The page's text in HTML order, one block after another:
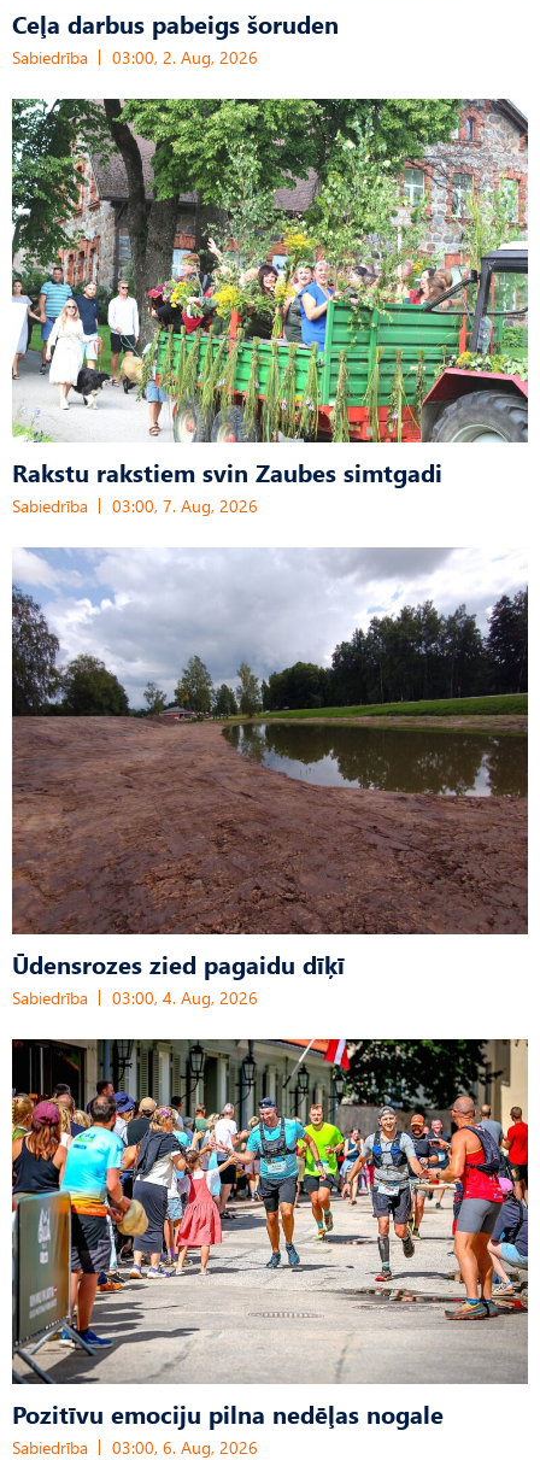
Ceļa darbus pabeigs šoruden
Sabiedrība 03:00, 2. Aug, 2026
Rakstu rakstiem svin Zaubes simtgadi
Sabiedrība 03:00, 7. Aug, 2026
Ūdensrozes zied pagaidu dīķī
Sabiedrība 03:00, 4. Aug, 2026
Pozitīvu emociju pilna nedēļas nogale
Sabiedrība 03:00, 6. Aug, 2026